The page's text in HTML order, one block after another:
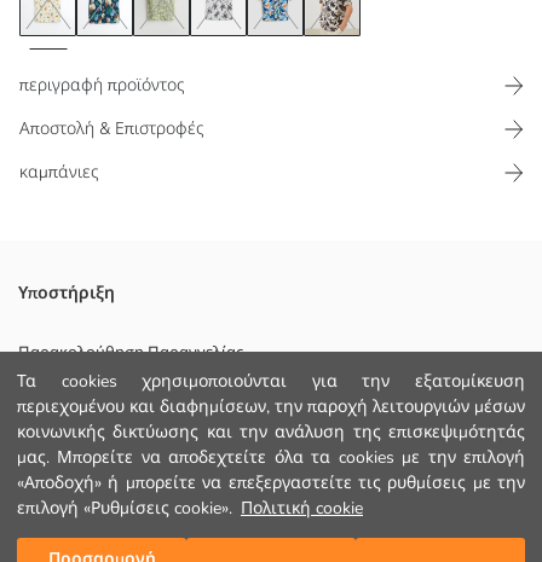
Τα cookies χρησιμοποιούνται για την εξατομίκευση
περιεχομένου και διαφημίσεων, την παροχή λειτουργιών μέσων
κοινωνικής δικτύωσης και την ανάλυση της επισκεψιμότητάς
μας. Μπορείτε να αποδεχτείτε όλα τα cookies με την επιλογή
«Αποδοχή» ή μπορείτε να επεξεργαστείτε τις ρυθμίσεις με την
επιλογή «Ρυθμίσεις cookie». Πολιτική cookie
περιγραφή προϊόντος
Αποστολή & Επιστροφές
καμπάνιες
Το πουκάμισο με κοντό μανίκι είναι φτιαγμένο από ύφασμα
βισκόζης με σχέδιο γιακά θέρετρου.
Κυριο Υφασμα:
Χώρα προέλευσης:
Πωλητής:
Υπο-μάρκα:
Φύλο:
Εφαρμογή:
Ύφασμα:
Χοντρό:
Υποστήριξη
Παρακολούθηση Παραγγελίας
Φόρμα Επικοινωνίας
+30 2102201080
ΒΟΗΘΕΙΑ